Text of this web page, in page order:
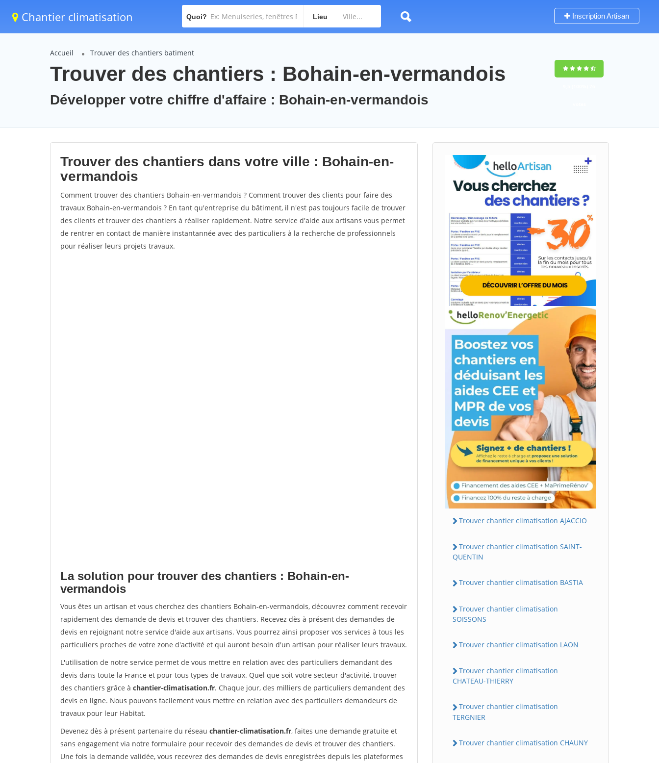
Chantier climatisation Quoi? Lieu Inscription Artisan
Accueil Trouver des chantiers batiment
Trouver des chantiers : Bohain-en-vermandois
Développer votre chiffre d'affaire : Bohain-en-vermandois
Trouver des chantiers dans votre ville : Bohain-en-
vermandois
Comment trouver des chantiers Bohain-en-vermandois ? Comment trouver des clients pour faire des
travaux Bohain-en-vermandois ? En tant qu'entreprise du bâtiment, il n'est pas toujours facile de trouver
des clients et trouver des chantiers à réaliser rapidement. Notre service d'aide aux artisans vous permet
de rentrer en contact de manière instantannée avec des particuliers à la recherche de professionnels
pour réaliser leurs projets travaux.
La solution pour trouver des chantiers : Bohain-en-
vermandois
Vous êtes un artisan et vous cherchez des chantiers Bohain-en-vermandois, découvrez comment recevoir
rapidement des demande de devis et trouver des chantiers. Recevez dès à présent des demandes de
devis en rejoignant notre service d'aide aux artisans. Vous pourrez ainsi proposer vos services à tous les
particuliers proches de votre zone d'activité et qui auront besoin d'un artisan pour réaliser leurs travaux.
L'utilisation de notre service permet de vous mettre en relation avec des particuliers demandant des
devis dans toute la France et pour tous types de travaux. Quel que soit votre secteur d'activité, trouver
des chantiers grâce à chantier-climatisation.fr. Chaque jour, des milliers de particuliers demandent des
devis en ligne. Nous pouvons facilement vous mettre en relation avec des particuliers demandeurs de
travaux pour leur Habitat.
Devenez dès à présent partenaire du réseau chantier-climatisation.fr, faites une demande gratuite et
sans engagement via notre formulaire pour recevoir des demandes de devis et trouver des chantiers.
Une fois la demande validée, vous recevrez des demandes de devis enregistrées depuis les plateformes
Trouver chantier climatisation AJACCIO
Trouver chantier climatisation SAINT-
QUENTIN
Trouver chantier climatisation BASTIA
Trouver chantier climatisation
SOISSONS
Trouver chantier climatisation LAON
Trouver chantier climatisation
CHATEAU-THIERRY
Trouver chantier climatisation
TERGNIER
Trouver chantier climatisation CHAUNY